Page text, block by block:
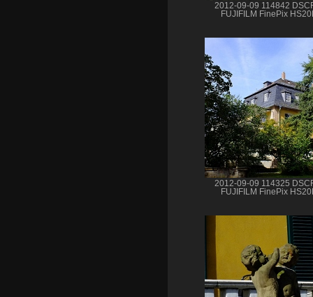
2012-09-09 114842
FUJIFILM FinePix
2012-09-09 114325
FUJIFILM FinePix